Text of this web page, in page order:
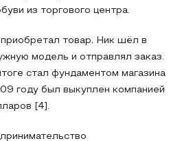
из торгового центра.
приобретал товар, Ник шёл в
модель и отправлял заказ.
стал фундаментом магазина
году был выкуплен компанией
[4].